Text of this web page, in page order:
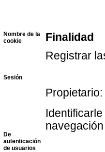
Nombre de la
cookie
Finalidad
Sesión
Registrar
De
autenticación
de usuarios